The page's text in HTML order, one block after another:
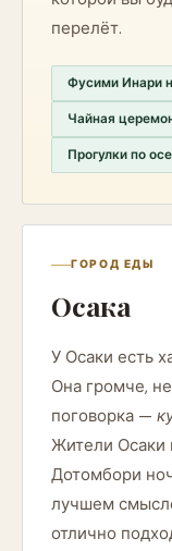
перелёт.
Фусими Инари
Чайная
Прогулки по
ГОРОД ЕДЫ
Осака
У Осаки есть
Она громче,
поговорка —
Жители Осаки
Дотомбори
лучшем
отлично